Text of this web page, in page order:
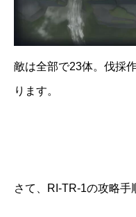
敵は全部で23体。伐採
ります。
さて、RI-TR-1の攻略手